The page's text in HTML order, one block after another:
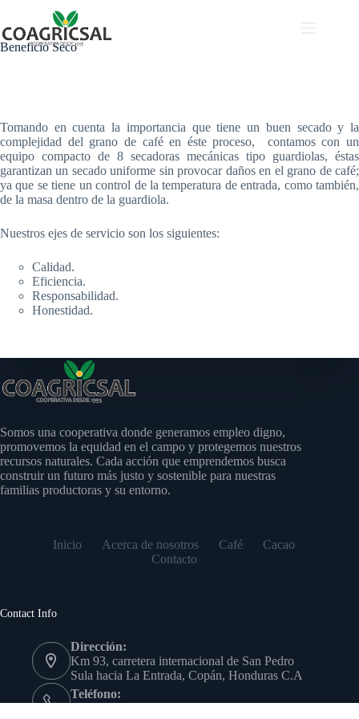
contenido
Beneficio Seco
Tomando en cuenta la importancia que tiene un buen secado y la
complejidad del grano de café en éste proceso, contamos con un
equipo compacto de 8 secadoras mecánicas tipo guardiolas, éstas
garantizan un secado uniforme sin provocar daños en el grano de café;
ya que se tiene un control de la temperatura de entrada, como también,
de la masa dentro de la guardiola.
Nuestros ejes de servicio son los siguientes:
Calidad.
Eficiencia.
Responsabilidad.
Honestidad.
Somos una cooperativa donde generamos empleo digno,
promovemos la equidad en el campo y protegemos nuestros
recursos naturales. Cada acción que emprendemos busca
construir un futuro más justo y sostenible para nuestras
familias productoras y su entorno.
Inicio Acerca de nosotros Café
Cacao
Contacto
Contact Info
Dirección:
Km 93, carretera internacional de San Pedro
Sula hacia La Entrada, Copán, Honduras C.A
Teléfono: